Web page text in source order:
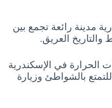
مدينة رائعة تجمع بين
والتاريخ العريق.
الحرارة في الإسكندرية
بالشواطئ وزيارة